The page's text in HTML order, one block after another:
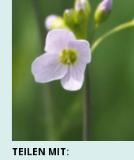
TEILEN MIT: